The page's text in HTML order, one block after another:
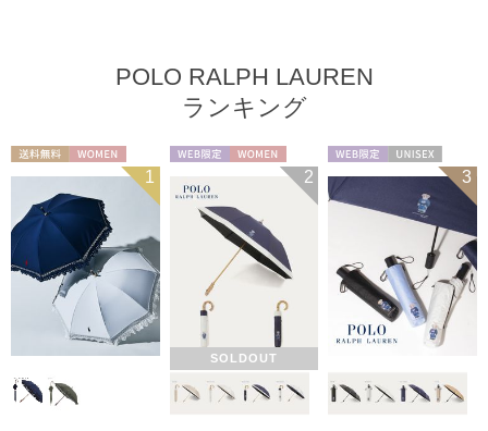
POLO RALPH LAUREN
ランキング
1 2
SOLDOUT
3